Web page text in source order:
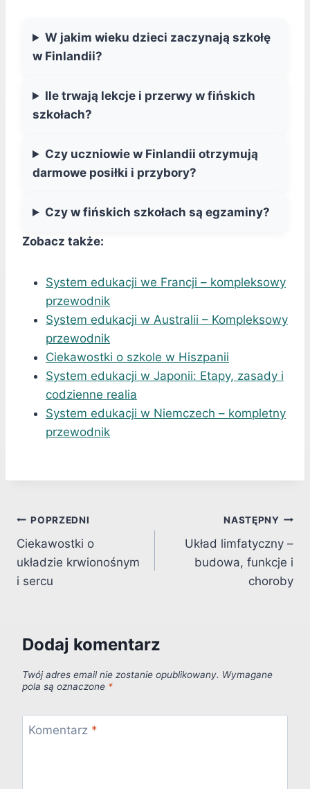
W jakim wieku dzieci zaczynają szkołę
w Finlandii?
Ile trwają lekcje i przerwy w fińskich
szkołach?
Czy uczniowie w Finlandii otrzymują
darmowe posiłki i przybory?
Czy w fińskich szkołach są egzaminy?
Zobacz także:
System edukacji we Francji – kompleksowy
przewodnik
System edukacji w Australii – Kompleksowy
przewodnik
Ciekawostki o szkole w Hiszpanii
System edukacji w Japonii: Etapy, zasady i
codzienne realia
System edukacji w Niemczech – kompletny
przewodnik
Nawigacja
wpisu
POPRZEDNI
Ciekawostki o
układzie krwionośnym
i sercu
NASTĘPNY
Układ limfatyczny –
budowa, funkcje i
choroby
Dodaj komentarz
Twój adres email nie zostanie opublikowany. Wymagane
pola są oznaczone *
Komentarz *